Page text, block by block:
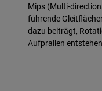
Mips (Multi-
führende
dazu beiträgt,
Aufprallen